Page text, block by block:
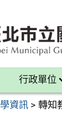
行政單位
資訊 >轉知